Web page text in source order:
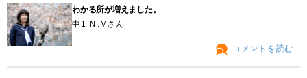
わかる所が増えました。
中1 Ｎ.Mさん
コメントを読む